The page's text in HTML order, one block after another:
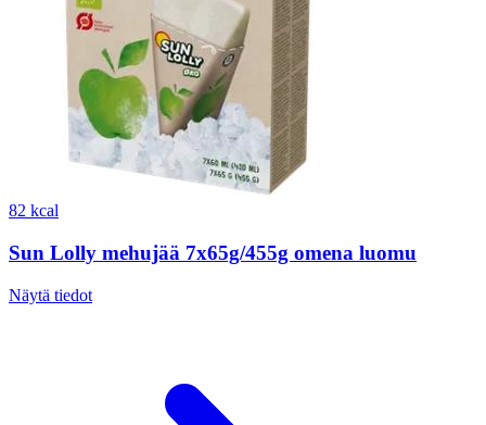
82 kcal
Sun Lolly mehujää 7x65g/455g omena luomu
Näytä tiedot